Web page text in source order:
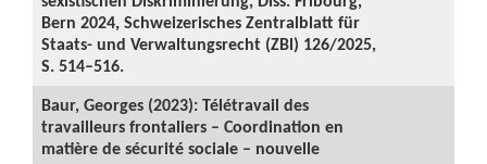
Bern 2024, Schweizerisches Zentralblatt für
Staats- und Verwaltungsrecht (ZBl) 126/2025,
S. 514–516.
Baur, Georges (2023): Télétravail des
travailleurs frontaliers – Coordination en
matière de sécurité sociale – nouvelle